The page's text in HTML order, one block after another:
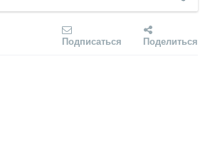
Подписаться Поделиться